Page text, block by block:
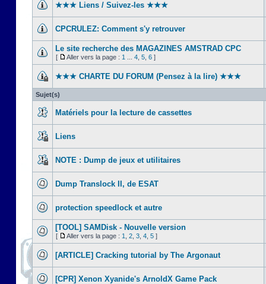
★★★ Liens / Suivez-les ★★★
CPCRULEZ: Comment s'y retrouver‎
Le site recherche des MAGAZINES AMSTRAD CPC
[ Aller vers la page : 1 4 5 6 ]
★★★ CHARTE DU FORUM (Pensez à la lire) ★★★
Sujet(s)
Matériels pour la lecture de cassettes
Liens
NOTE : Dump de jeux et utilitaires
Dump Translock II, de ESAT
protection speedlock et autre
[TOOL] SAMDisk - Nouvelle version
[ Aller vers la page : 1 2 3 4 5 ]
[ARTICLE] Cracking tutorial by The Argonaut
[CPR] Xenon Xyanide's ArnoldX Game Pack